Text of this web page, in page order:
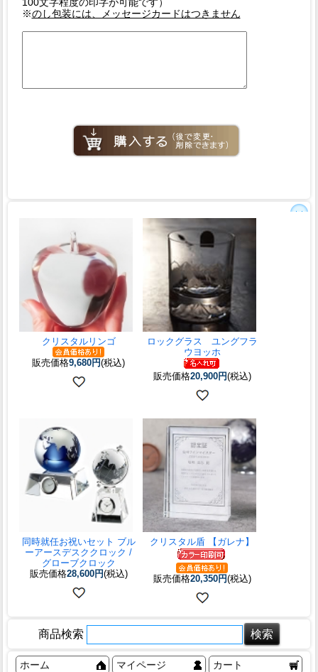
100文字程度の印字が可能です）
※のし包装には、メッセージカードはつきません
クリスタルリンゴ
販売価格9,680円(税込)
ロックグラス ユングフラ
ウヨッホ
販売価格20,900円(税込)
同時就任お祝いセット ブル
ーアースデスククロック /
グローブクロック
販売価格28,600円(税込)
クリスタル盾 【ガレナ】
販売価格20,350円(税込)
商品検索
ホーム マイページ カート